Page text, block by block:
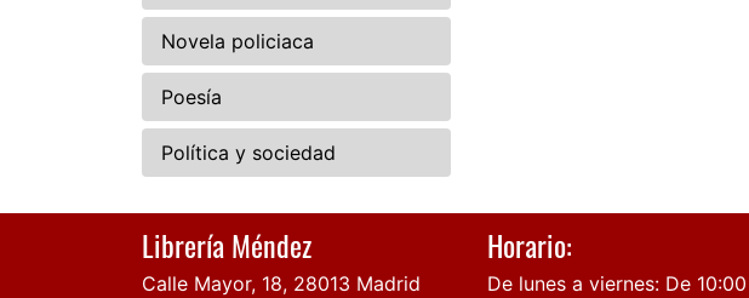
Novela policiaca
Poesía
Política y sociedad
Librería Méndez
Calle Mayor, 18, 28013 Madrid
Horario:
De lunes a viernes: De